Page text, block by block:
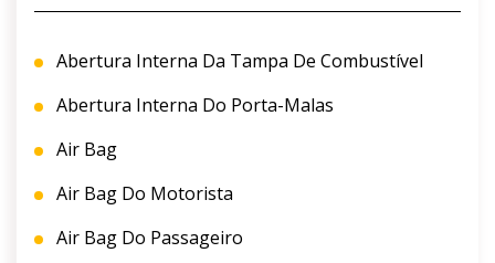
Abertura Interna Da Tampa De Combustível
Abertura Interna Do Porta-Malas
Air Bag
Air Bag Do Motorista
Air Bag Do Passageiro